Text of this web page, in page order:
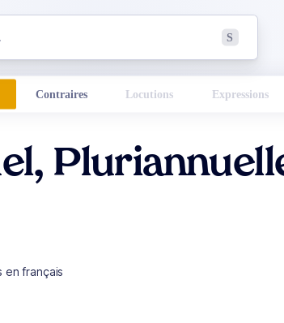
S
Contraires Locutions Expressions
en français